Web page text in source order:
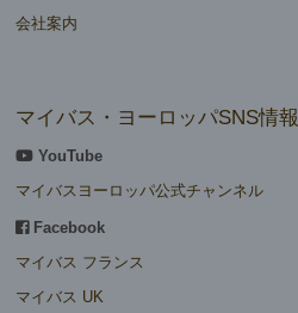
会社案内
マイバス・ヨーロッパSNS情報
YouTube
マイバスヨーロッパ公式チャンネル
Facebook
マイバス フランス
マイバス UK